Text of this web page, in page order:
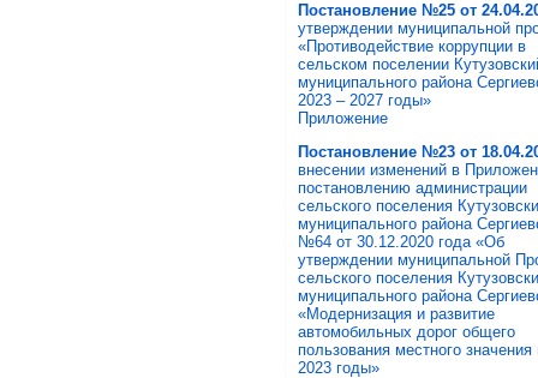
Постановление №25 от
утверждении муниципальной
«Противодействие коррупции в
сельском поселении
муниципального района
2023 – 2027 годы»
Приложение
Постановление №23 от
внесении изменений в
постановлению администрации
сельского поселения
муниципального района
№64 от 30.12.2020 года «Об
утверждении муниципальной
сельского поселения
муниципального района
«Модернизация и развитие
автомобильных дорог общего
пользования местного значения
2023 годы»